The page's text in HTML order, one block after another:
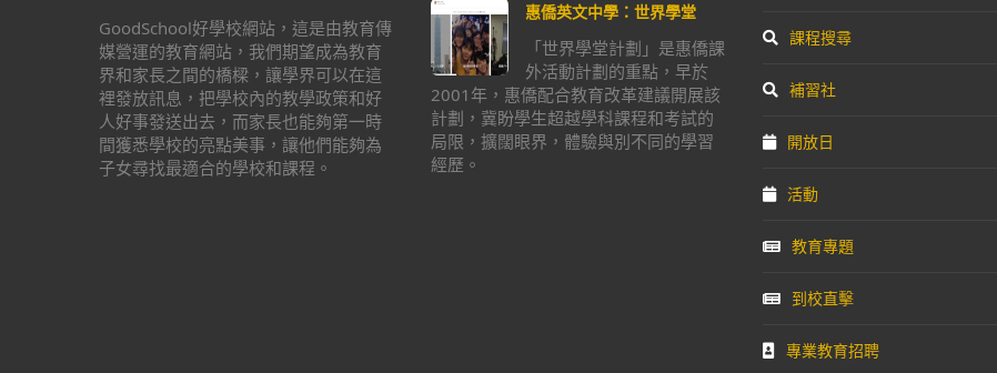
GoodSchool好學校網站，這是由教育傳
媒營運的教育網站，我們期望成為教育
界和家長之間的橋樑，讓學界可以在這
裡發放訊息，把學校內的教學政策和好
人好事發送出去，而家長也能夠第一時
間獲悉學校的亮點美事，讓他們能夠為
子女尋找最適合的學校和課程。
惠僑英文中學：世界學堂
「世界學堂計劃」是惠僑課
外活動計劃的重點，早於
2001年，惠僑配合教育改革建議開展該
計劃，冀盼學生超越學科課程和考試的
局限，擴闊眼界，體驗與別不同的學習
經歷。
課程搜尋
補習社
開放日
活動
教育專題
到校直擊
專業教育招聘